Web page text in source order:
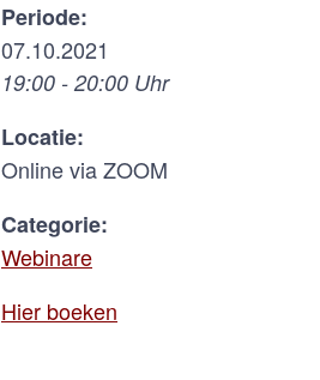
Periode:
07.10.2021
19:00 - 20:00 Uhr
Locatie:
Online via ZOOM
Categorie:
Webinare
Hier boeken